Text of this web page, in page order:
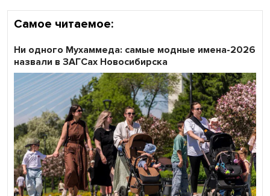
Самое читаемое:
Ни одного Мухаммеда: самые модные имена-2026
назвали в ЗАГСах Новосибирска